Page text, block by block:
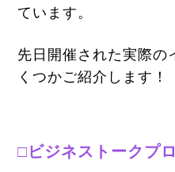
ています。
先日開催された実際の
くつかご紹介します！
□ビジネストークプ